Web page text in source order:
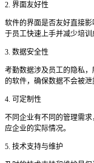
2. 界面友好性
软件的界面是否友好直接
于员工快速上手并减少培训
3. 数据安全性
考勤数据涉及员工的隐私
的软件，确保数据不会被泄
4. 可定制性
不同企业有不同的管理需
应企业的实际情况。
5. 技术支持与维护